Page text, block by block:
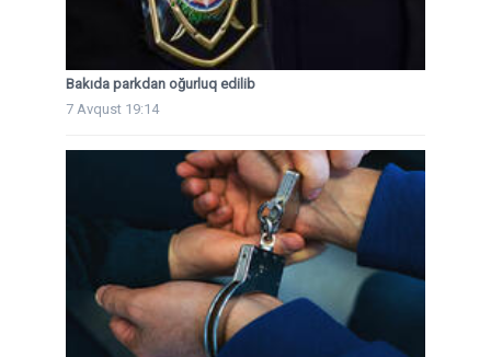
Bakıda parkdan oğurluq edilib
7 Avqust 19:14